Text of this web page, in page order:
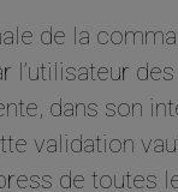
de la
l’utilisateur
dans son
validation
de toutes